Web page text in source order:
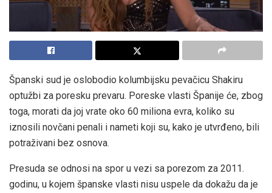
Španski sud je oslobodio kolumbijsku pevačicu Shakiru
optužbi za poresku prevaru. Poreske vlasti Španije će, zbog
toga, morati da joj vrate oko 60 miliona evra, koliko su
iznosili novčani penali i nameti koji su, kako je utvrđeno, bili
potraživani bez osnova.
Presuda se odnosi na spor u vezi sa porezom za 2011.
godinu, u kojem španske vlasti nisu uspele da dokažu da je